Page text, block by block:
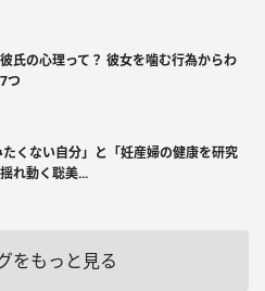
氏の心理って？ 彼女を噛む行為からわ
つ
たくない自分」と「妊産婦の健康を研究
れ動く聡美...
をもっと見る